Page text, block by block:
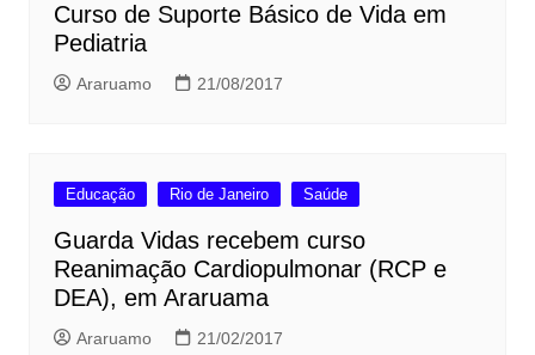
Curso de Suporte Básico de Vida em
Pediatria
Araruamo 21/08/2017
Educação Rio de Janeiro Saúde
Guarda Vidas recebem curso
Reanimação Cardiopulmonar (RCP e
DEA), em Araruama
Araruamo 21/02/2017